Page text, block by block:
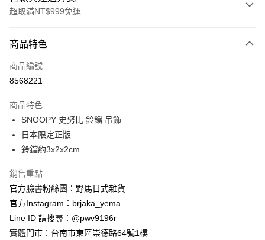
超取滿NT$999免運
信用卡一次付款
信用卡分期付款
合作金庫商業銀行
華南商業銀行
上海商業儲蓄銀行
國泰世華商業銀行
匯豐（台灣）商業銀行
聯邦商業銀行
玉山商業銀行
台新國際商業銀行
台灣樂天信用卡公司
LINE Pay
街口支付
悠遊付
Google Pay
商品特色
商品編號
8568221
商品特色
SNOOPY 史努比 鈴鐺 吊飾
日本限定正版
鈴鐺約3x2x2cm
銷售重點
官方臉書粉絲團：野馬日式雜貨
官方Instagram：brjaka_yema
Line ID 請搜尋：@pwv9196r
實體門市：台南市東區崇德路64號1樓